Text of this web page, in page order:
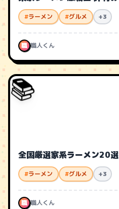
#ラーメン #グルメ +3
職 職人くん
📚
全国厳選家系ラーメン20選
#ラーメン #グルメ +3
職 職人くん